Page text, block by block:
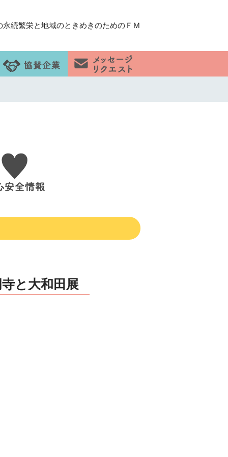
永続繁栄と地域のときめきのためのＦＭ
と大和田展